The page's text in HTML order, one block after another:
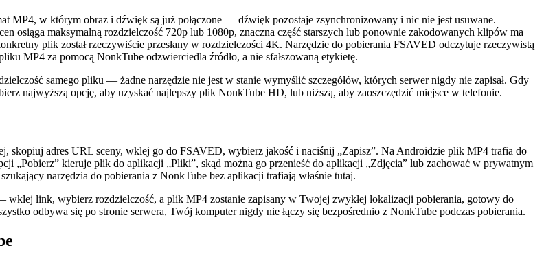
MP4, w którym obraz i dźwięk są już połączone — dźwięk pozostaje zsynchronizowany i nic nie jest usuwane.
osiąga maksymalną rozdzielczość 720p lub 1080p, znaczna część starszych lub ponownie zakodowanych klipów ma
plik został rzeczywiście przesłany w rozdzielczości 4K. Narzędzie do pobierania FSAVED odczytuje rzeczywistą
MP4 za pomocą NonkTube odzwierciedla źródło, a nie sfałszowaną etykietę.
samego pliku — żadne narzędzie nie jest w stanie wymyślić szczegółów, których serwer nigdy nie zapisał. Gdy
najwyższą opcję, aby uzyskać najlepszy plik NonkTube HD, lub niższą, aby zaoszczędzić miejsce w telefonie.
skopiuj adres URL sceny, wklej go do FSAVED, wybierz jakość i naciśnij „Zapisz”. Na Androidzie plik MP4 trafia do
„Pobierz” kieruje plik do aplikacji „Pliki”, skąd można go przenieść do aplikacji „Zdjęcia” lub zachować w prywatnym
narzędzia do pobierania z NonkTube bez aplikacji trafiają właśnie tutaj.
wklej link, wybierz rozdzielczość, a plik MP4 zostanie zapisany w Twojej zwykłej lokalizacji pobierania, gotowy do
odbywa się po stronie serwera, Twój komputer nigdy nie łączy się bezpośrednio z NonkTube podczas pobierania.